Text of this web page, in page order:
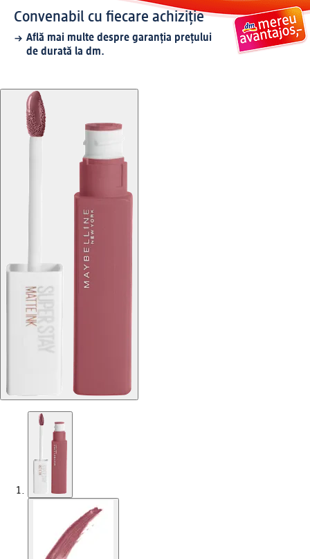
Convenabil cu fiecare achiziție
Află mai multe despre garanția prețului
de durată la dm.